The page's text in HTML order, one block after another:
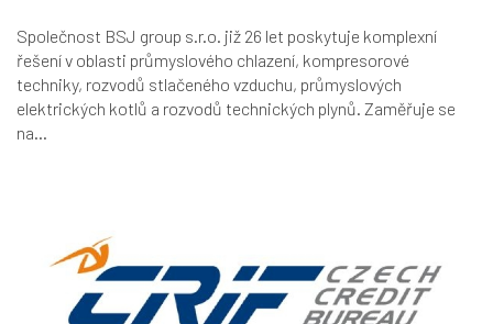
Společnost BSJ group s.r.o. již 26 let poskytuje komplexní
řešení v oblasti průmyslového chlazení, kompresorové
techniky, rozvodů stlačeného vzduchu, průmyslových
elektrických kotlů a rozvodů technických plynů. Zaměřuje se
na...